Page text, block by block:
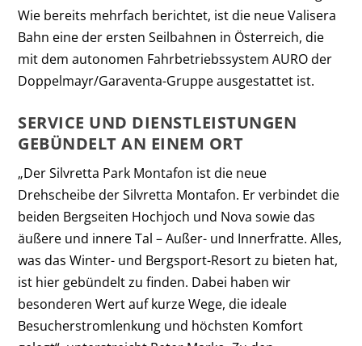
Wie bereits mehrfach berichtet, ist die neue Valisera
Bahn eine der ersten Seilbahnen in Österreich, die
mit dem autonomen Fahrbetriebssystem AURO der
Doppelmayr/Garaventa-Gruppe ausgestattet ist.
SERVICE UND DIENSTLEISTUNGEN
GEBÜNDELT AN EINEM ORT
„Der Silvretta Park Montafon ist die neue
Drehscheibe der Silvretta Montafon. Er verbindet die
beiden Bergseiten Hochjoch und Nova sowie das
äußere und innere Tal – Außer- und Innerfratte. Alles,
was das Winter- und Bergsport-Resort zu bieten hat,
ist hier gebündelt zu finden. Dabei haben wir
besonderen Wert auf kurze Wege, die ideale
Besucherstromlenkung und höchsten Komfort